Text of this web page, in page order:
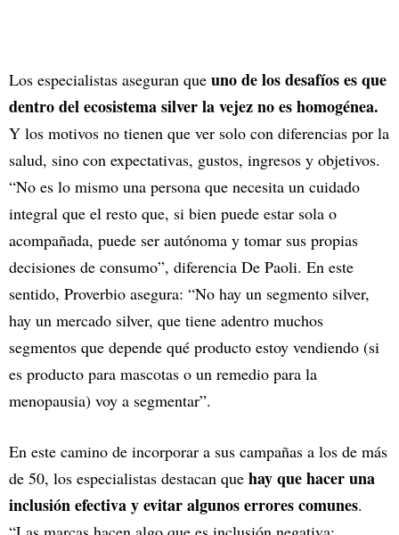
Los especialistas aseguran que uno de los desafíos es que
dentro del ecosistema silver la vejez no es homogénea.
Y los motivos no tienen que ver solo con diferencias por la
salud, sino con expectativas, gustos, ingresos y objetivos.
“No es lo mismo una persona que necesita un cuidado
integral que el resto que, si bien puede estar sola o
acompañada, puede ser autónoma y tomar sus propias
decisiones de consumo”, diferencia De Paoli. En este
sentido, Proverbio asegura: “No hay un segmento silver,
hay un mercado silver, que tiene adentro muchos
segmentos que depende qué producto estoy vendiendo (si
es producto para mascotas o un remedio para la
menopausia) voy a segmentar”.
En este camino de incorporar a sus campañas a los de más
de 50, los especialistas destacan que hay que hacer una
inclusión efectiva y evitar algunos errores comunes.